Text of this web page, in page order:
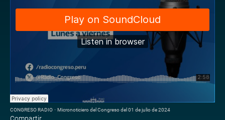
CONGRESO RADIO · Micronoticiero del Congreso del 01 de julio de 2024